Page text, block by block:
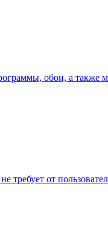
обои, а также
требует от